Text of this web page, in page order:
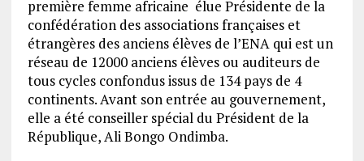
première femme africaine élue Présidente de la
confédération des associations françaises et
étrangères des anciens élèves de l’ENA qui est un
réseau de 12000 anciens élèves ou auditeurs de
tous cycles confondus issus de 134 pays de 4
continents. Avant son entrée au gouvernement,
elle a été conseiller spécial du Président de la
République, Ali Bongo Ondimba.